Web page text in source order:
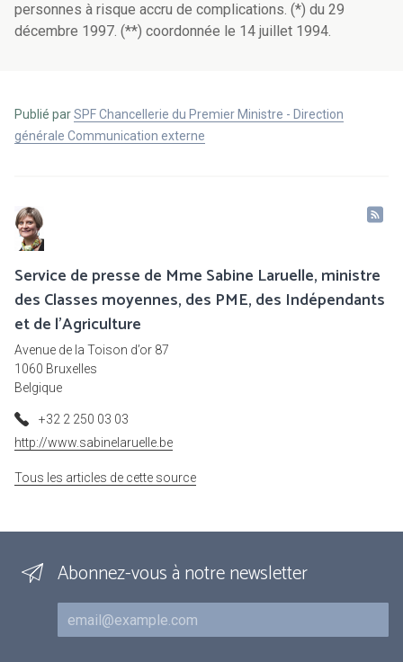
personnes à risque accru de complications. (*) du 29
décembre 1997. (**) coordonnée le 14 juillet 1994.
Publié parSPF Chancellerie du Premier Ministre - Direction
générale Communication externe
Service de presse de Mme Sabine Laruelle, ministre
des Classes moyennes, des PME, des Indépendants
et de l'Agriculture
Avenue de la Toison d’or 87
1060 Bruxelles
Belgique
+32 2 250 03 03
http://www.sabinelaruelle.be
Tous les articles de cette source
Abonnez-vous à notre newsletter
Courriel